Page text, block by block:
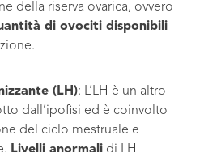
della riserva ovarica, ovvero
di ovociti disponibili
(LH): L’LH è un altro
dall’ipofisi ed è coinvolto
del ciclo mestruale e